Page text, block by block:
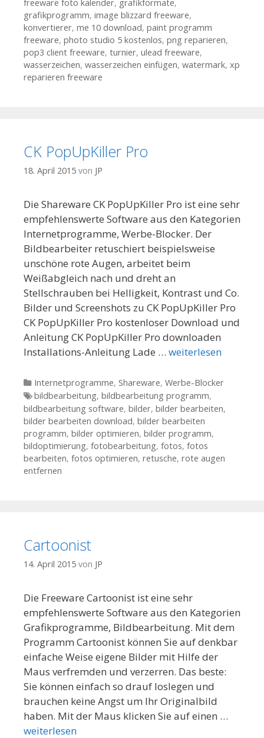
freeware foto kalender, grafikformate,
grafikprogramm, image blizzard freeware,
konvertierer, me 10 download, paint programm
freeware, photo studio 5 kostenlos, png reparieren,
pop3 client freeware, turnier, ulead freeware,
wasserzeichen, wasserzeichen einfügen, watermark, xp
reparieren freeware
CK PopUpKiller Pro
18. April 2015 von JP
Die Shareware CK PopUpKiller Pro ist eine sehr
empfehlenswerte Software aus den Kategorien
Internetprogramme, Werbe-Blocker. Der
Bildbearbeiter retuschiert beispielsweise
unschöne rote Augen, arbeitet beim
Weißabgleich nach und dreht an
Stellschrauben bei Helligkeit, Kontrast und Co.
Bilder und Screenshots zu CK PopUpKiller Pro
CK PopUpKiller Pro kostenloser Download und
Anleitung CK PopUpKiller Pro downloaden
Installations-Anleitung Lade … weiterlesen
Kategorien
Internetprogramme, Shareware, Werbe-Blocker
Tags
bildbearbeitung, bildbearbeitung programm,
bildbearbeitung software, bilder, bilder bearbeiten,
bilder bearbeiten download, bilder bearbeiten
programm, bilder optimieren, bilder programm,
bildoptimierung, fotobearbeitung, fotos, fotos
bearbeiten, fotos optimieren, retusche, rote augen
entfernen
Cartoonist
14. April 2015 von JP
Die Freeware Cartoonist ist eine sehr
empfehlenswerte Software aus den Kategorien
Grafikprogramme, Bildbearbeitung. Mit dem
Programm Cartoonist können Sie auf denkbar
einfache Weise eigene Bilder mit Hilfe der
Maus verfremden und verzerren. Das beste:
Sie können einfach so drauf loslegen und
brauchen keine Angst um Ihr Originalbild
haben. Mit der Maus klicken Sie auf einen …
weiterlesen